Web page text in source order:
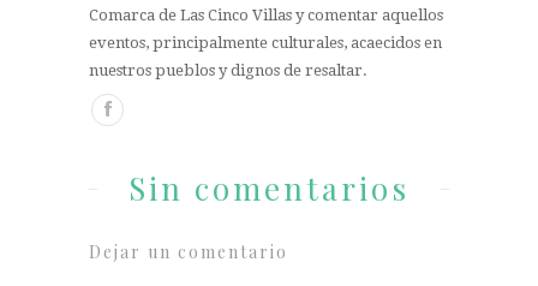
Comarca de Las Cinco Villas y comentar aquellos
eventos, principalmente culturales, acaecidos en
nuestros pueblos y dignos de resaltar.
Sin comentarios
Dejar un comentario